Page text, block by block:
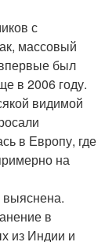
с
массовый
был
в 2006 году.
видимой
в Европу, где
на
выяснена.
в
из Индии и